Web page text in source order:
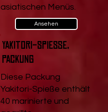
asiatischen Menüs.
Ansehen
Yakitori-Spieße,
Packung
Diese Packung
Yakitori-Spieße enthält
40 marinierte und